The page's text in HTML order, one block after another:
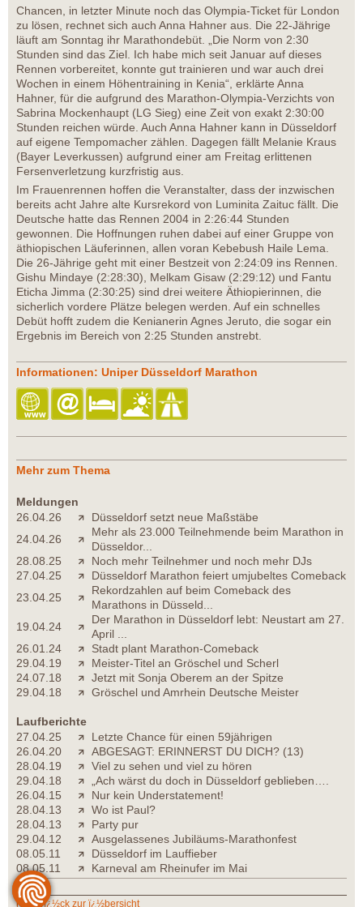
Chancen, in letzter Minute noch das Olympia-Ticket für London
zu lösen, rechnet sich auch Anna Hahner aus. Die 22-Jährige
läuft am Sonntag ihr Marathondebüt. „Die Norm von 2:30
Stunden sind das Ziel. Ich habe mich seit Januar auf dieses
Rennen vorbereitet, konnte gut trainieren und war auch drei
Wochen in einem Höhentraining in Kenia“, erklärte Anna
Hahner, für die aufgrund des Marathon-Olympia-Verzichts von
Sabrina Mockenhaupt (LG Sieg) eine Zeit von exakt 2:30:00
Stunden reichen würde. Auch Anna Hahner kann in Düsseldorf
auf eigene Tempomacher zählen. Dagegen fällt Melanie Kraus
(Bayer Leverkussen) aufgrund einer am Freitag erlittenen
Fersenverletzung kurzfristig aus.
Im Frauenrennen hoffen die Veranstalter, dass der inzwischen
bereits acht Jahre alte Kursrekord von Luminita Zaituc fällt. Die
Deutsche hatte das Rennen 2004 in 2:26:44 Stunden
gewonnen. Die Hoffnungen ruhen dabei auf einer Gruppe von
äthiopischen Läuferinnen, allen voran Kebebush Haile Lema.
Die 26-Jährige geht mit einer Bestzeit von 2:24:09 ins Rennen.
Gishu Mindaye (2:28:30), Melkam Gisaw (2:29:12) und Fantu
Eticha Jimma (2:30:25) sind drei weitere Äthiopierinnen, die
sicherlich vordere Plätze belegen werden. Auf ein schnelles
Debüt hofft zudem die Kenianerin Agnes Jeruto, die sogar ein
Ergebnis im Bereich von 2:25 Stunden anstrebt.
Informationen: Uniper Düsseldorf Marathon
Mehr zum Thema
Meldungen
26.04.26
Düsseldorf setzt neue Maßstäbe
24.04.26
Mehr als 23.000 Teilnehmende beim Marathon in
Düsseldor...
28.08.25
Noch mehr Teilnehmer und noch mehr DJs
27.04.25
Düsseldorf Marathon feiert umjubeltes Comeback
23.04.25
Rekordzahlen auf beim Comeback des
Marathons in Düsseld...
19.04.24
Der Marathon in Düsseldorf lebt: Neustart am 27.
April ...
26.01.24
Stadt plant Marathon-Comeback
29.04.19
Meister-Titel an Gröschel und Scherl
24.07.18
Jetzt mit Sonja Oberem an der Spitze
29.04.18
Gröschel und Amrhein Deutsche Meister
Laufberichte
27.04.25
Letzte Chance für einen 59jährigen
26.04.20
ABGESAGT: ERINNERST DU DICH? (13)
28.04.19
Viel zu sehen und viel zu hören
29.04.18
„Ach wärst du doch in Düsseldorf geblieben….
26.04.15
Nur kein Understatement!
28.04.13
Wo ist Paul?
28.04.13
Party pur
29.04.12
Ausgelassenes Jubiläums-Marathonfest
08.05.11
Düsseldorf im Lauffieber
08.05.11
Karneval am Rheinufer im Mai
zurï¿½ck zur ï¿½bersicht